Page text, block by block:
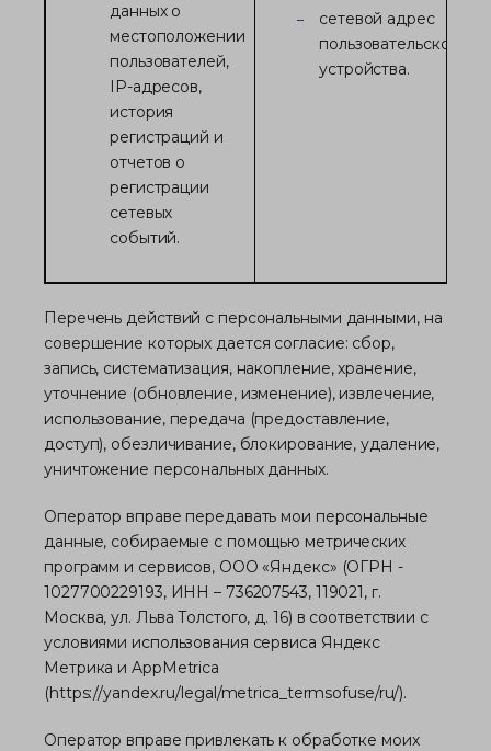
данных о
местоположении
пользователей,
IP-адресов,
история
регистраций и
отчетов о
регистрации
сетевых
событий.
сетевой адрес
пользовательского
устройства.
Перечень действий с персональными данными, на
совершение которых дается согласие: сбор,
запись, систематизация, накопление, хранение,
уточнение (обновление, изменение), извлечение,
использование, передача (предоставление,
доступ), обезличивание, блокирование, удаление,
уничтожение персональных данных.
Оператор вправе передавать мои персональные
данные, собираемые с помощью метрических
программ и сервисов, ООО «Яндекс» (ОГРН -
1027700229193, ИНН – 736207543, 119021, г.
Москва, ул. Льва Толстого, д. 16) в соответствии с
условиями использования сервиса Яндекс
Метрика и AppMetrica
(https://yandex.ru/legal/metrica_termsofuse/ru/).
Оператор вправе привлекать к обработке моих